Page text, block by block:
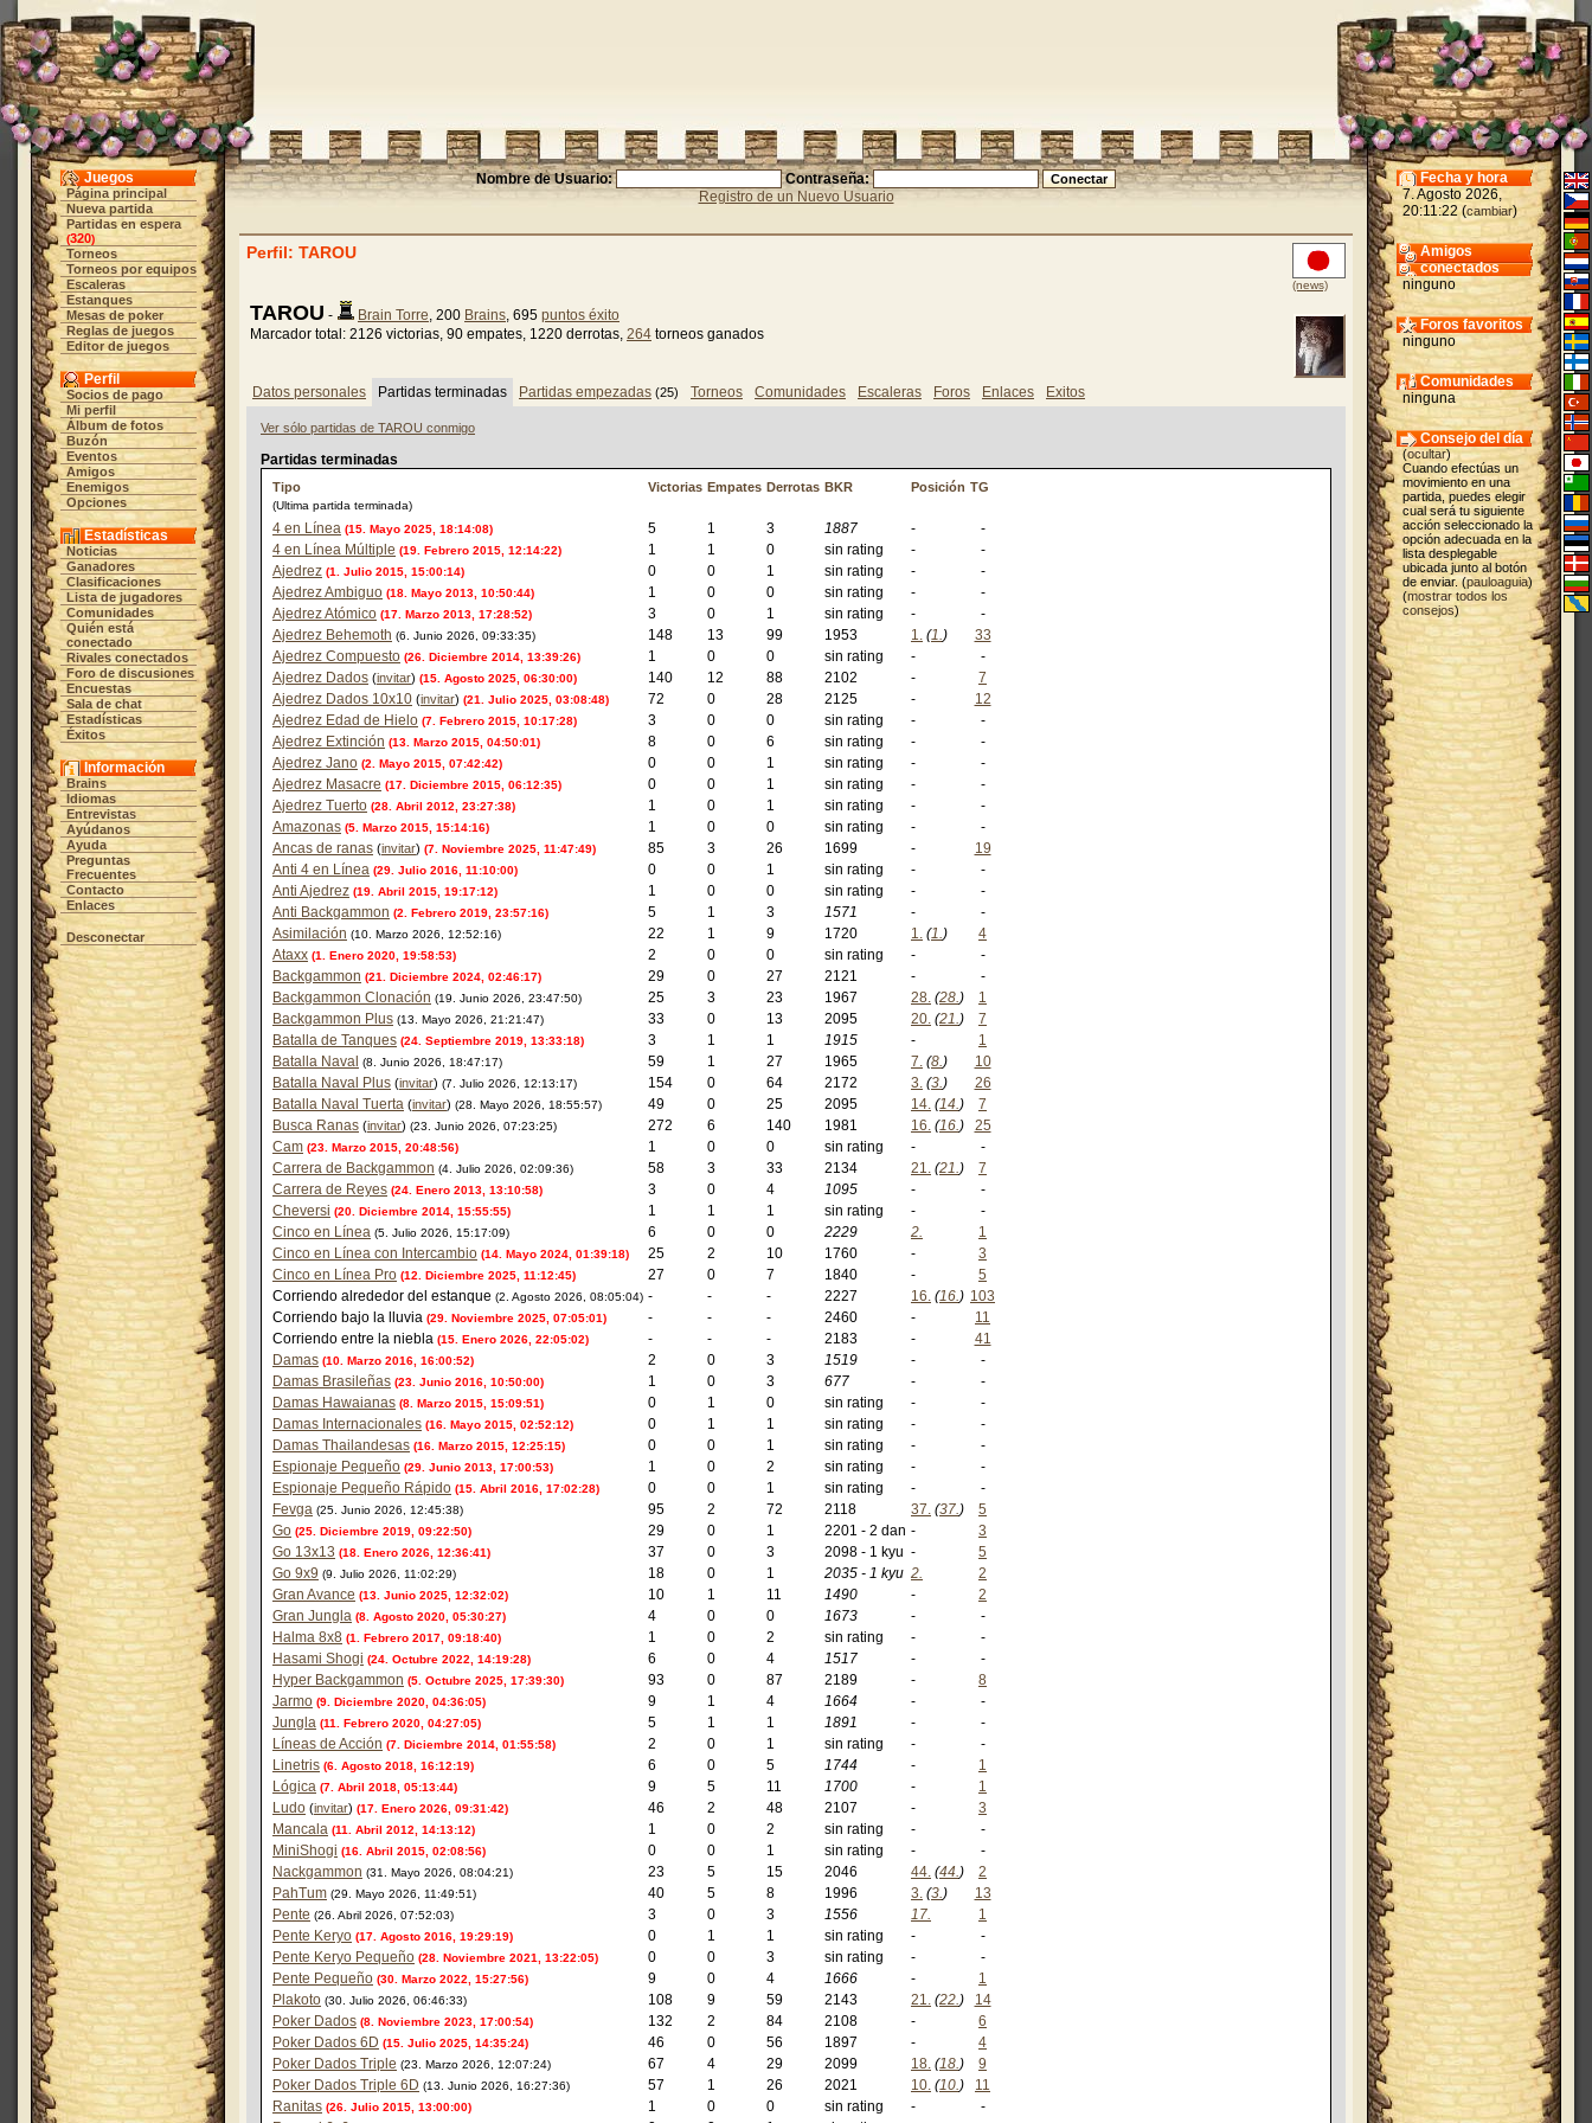
Juegos
Página principal
Nueva partida
Partidas en espera
(320)
Torneos
Torneos por equipos
Escaleras
Estanques
Mesas de poker
Reglas de juegos
Editor de juegos
Perfil
Socios de pago
Mi perfil
Álbum de fotos
Buzón
Eventos
Amigos
Enemigos
Opciones
Estadísticas
Noticias
Ganadores
Clasificaciones
Lista de jugadores
Comunidades
Quién está
conectado
Rivales conectados
Foro de discusiones
Encuestas
Sala de chat
Estadísticas
Éxitos
Información
Brains
Idiomas
Entrevistas
Ayúdanos
Ayuda
Preguntas
Frecuentes
Contacto
Enlaces
Desconectar
Nombre de Usuario:
Contraseña:
Registro de un Nuevo Usuario
(news)
Perfil: TAROU
TAROU - Brain Torre, 200 Brains, 695 puntos éxito
Marcador total: 2126 victorias, 90 empates, 1220 derrotas, 264 torneos ganados
Datos personales Partidas terminadas Partidas empezadas (25) Torneos Comunidades Escaleras Foros Enlaces Exitos
Ver sólo partidas de TAROU conmigo
Partidas terminadas
Tipo Victorias Empates Derrotas BKR Posición TG
(Ultima partida terminada)
4 en Línea (15. Mayo 2025, 18:14:08) 5 1 3 1887 -
-
4 en Línea Múltiple (19. Febrero 2015, 12:14:22) 1 1 0 sin rating -
-
Ajedrez (1. Julio 2015, 15:00:14) 0 0 1 sin rating -
-
Ajedrez Ambiguo (18. Mayo 2013, 10:50:44) 1 0 0 sin rating -
-
Ajedrez Atómico (17. Marzo 2013, 17:28:52) 3 0 1 sin rating -
-
Ajedrez Behemoth (6. Junio 2026, 09:33:35) 148 13 99 1953 1. (1.)
33
Ajedrez Compuesto (26. Diciembre 2014, 13:39:26) 1 0 0 sin rating -
-
Ajedrez Dados (invitar) (15. Agosto 2025, 06:30:00) 140 12 88 2102 -
7
Ajedrez Dados 10x10 (invitar) (21. Julio 2025, 03:08:48) 72 0 28 2125 -
12
Ajedrez Edad de Hielo (7. Febrero 2015, 10:17:28) 3 0 0 sin rating -
-
Ajedrez Extinción (13. Marzo 2015, 04:50:01) 8 0 6 sin rating -
-
Ajedrez Jano (2. Mayo 2015, 07:42:42) 0 0 1 sin rating -
-
Ajedrez Masacre (17. Diciembre 2015, 06:12:35) 0 0 1 sin rating -
-
Ajedrez Tuerto (28. Abril 2012, 23:27:38) 1 0 1 sin rating -
-
Amazonas (5. Marzo 2015, 15:14:16) 1 0 0 sin rating -
-
Ancas de ranas (invitar) (7. Noviembre 2025, 11:47:49) 85 3 26 1699 -
19
Anti 4 en Línea (29. Julio 2016, 11:10:00) 0 0 1 sin rating -
-
Anti Ajedrez (19. Abril 2015, 19:17:12) 1 0 0 sin rating -
-
Anti Backgammon (2. Febrero 2019, 23:57:16) 5 1 3 1571 -
-
Asimilación (10. Marzo 2026, 12:52:16) 22 1 9 1720 1. (1.)
4
Ataxx (1. Enero 2020, 19:58:53) 2 0 0 sin rating -
-
Backgammon (21. Diciembre 2024, 02:46:17) 29 0 27 2121 -
-
Backgammon Clonación (19. Junio 2026, 23:47:50) 25 3 23 1967 28. (28.)
1
Backgammon Plus (13. Mayo 2026, 21:21:47) 33 0 13 2095 20. (21.)
7
Batalla de Tanques (24. Septiembre 2019, 13:33:18) 3 1 1 1915 -
1
Batalla Naval (8. Junio 2026, 18:47:17) 59 1 27 1965 7. (8.)
10
Batalla Naval Plus (invitar) (7. Julio 2026, 12:13:17) 154 0 64 2172 3. (3.)
26
Batalla Naval Tuerta (invitar) (28. Mayo 2026, 18:55:57) 49 0 25 2095 14. (14.)
7
Busca Ranas (invitar) (23. Junio 2026, 07:23:25) 272 6 140 1981 16. (16.)
25
Cam (23. Marzo 2015, 20:48:56) 1 0 0 sin rating -
-
Carrera de Backgammon (4. Julio 2026, 02:09:36) 58 3 33 2134 21. (21.)
7
Carrera de Reyes (24. Enero 2013, 13:10:58) 3 0 4 1095 -
-
Cheversi (20. Diciembre 2014, 15:55:55) 1 1 1 sin rating -
-
Cinco en Línea (5. Julio 2026, 15:17:09) 6 0 0 2229 2.
1
Cinco en Línea con Intercambio (14. Mayo 2024, 01:39:18) 25 2 10 1760 -
3
Cinco en Línea Pro (12. Diciembre 2025, 11:12:45) 27 0 7 1840 -
5
Corriendo alrededor del estanque (2. Agosto 2026, 08:05:04) - - - 2227 16. (16.) 103
Corriendo bajo la lluvia (29. Noviembre 2025, 07:05:01) - - - 2460 -
11
Corriendo entre la niebla (15. Enero 2026, 22:05:02) - - - 2183 -
41
Damas (10. Marzo 2016, 16:00:52) 2 0 3 1519 -
-
Damas Brasileñas (23. Junio 2016, 10:50:00) 1 0 3 677 -
-
Damas Hawaianas (8. Marzo 2015, 15:09:51) 0 1 0 sin rating -
-
Damas Internacionales (16. Mayo 2015, 02:52:12) 0 1 1 sin rating -
-
Damas Thailandesas (16. Marzo 2015, 12:25:15) 0 0 1 sin rating -
-
Espionaje Pequeño (29. Junio 2013, 17:00:53) 1 0 2 sin rating -
-
Espionaje Pequeño Rápido (15. Abril 2016, 17:02:28) 0 0 1 sin rating -
-
Fevga (25. Junio 2026, 12:45:38) 95 2 72 2118 37. (37.)
5
Go (25. Diciembre 2019, 09:22:50) 29 0 1 2201 - 2 dan -
3
Go 13x13 (18. Enero 2026, 12:36:41) 37 0 3 2098 - 1 kyu -
5
Go 9x9 (9. Julio 2026, 11:02:29) 18 0 1 2035 - 1 kyu 2.
2
Gran Avance (13. Junio 2025, 12:32:02) 10 1 11 1490 -
2
Gran Jungla (8. Agosto 2020, 05:30:27) 4 0 0 1673 -
-
Halma 8x8 (1. Febrero 2017, 09:18:40) 1 0 2 sin rating -
-
Hasami Shogi (24. Octubre 2022, 14:19:28) 6 0 4 1517 -
-
Hyper Backgammon (5. Octubre 2025, 17:39:30) 93 0 87 2189 -
8
Jarmo (9. Diciembre 2020, 04:36:05) 9 1 4 1664 -
-
Jungla (11. Febrero 2020, 04:27:05) 5 1 1 1891 -
-
Líneas de Acción (7. Diciembre 2014, 01:55:58) 2 0 1 sin rating -
-
Linetris (6. Agosto 2018, 16:12:19) 6 0 5 1744 -
1
Lógica (7. Abril 2018, 05:13:44) 9 5 11 1700 -
1
Ludo (invitar) (17. Enero 2026, 09:31:42) 46 2 48 2107 -
3
Mancala (11. Abril 2012, 14:13:12) 1 0 2 sin rating -
-
MiniShogi (16. Abril 2015, 02:08:56) 0 0 1 sin rating -
-
Nackgammon (31. Mayo 2026, 08:04:21) 23 5 15 2046 44. (44.)
2
PahTum (29. Mayo 2026, 11:49:51) 40 5 8 1996 3. (3.)
13
Pente (26. Abril 2026, 07:52:03) 3 0 3 1556 17.
1
Pente Keryo (17. Agosto 2016, 19:29:19) 0 1 1 sin rating -
-
Pente Keryo Pequeño (28. Noviembre 2021, 13:22:05) 0 0 3 sin rating -
-
Pente Pequeño (30. Marzo 2022, 15:27:56) 9 0 4 1666 -
1
Plakoto (30. Julio 2026, 06:46:33) 108 9 59 2143 21. (22.)
14
Poker Dados (8. Noviembre 2023, 17:00:54) 132 2 84 2108 -
6
Poker Dados 6D (15. Julio 2025, 14:35:24) 46 0 56 1897 -
4
Poker Dados Triple (23. Marzo 2026, 12:07:24) 67 4 29 2099 18. (18.)
9
Poker Dados Triple 6D (13. Junio 2026, 16:27:36) 57 1 26 2021 10. (10.)
11
Ranitas (26. Julio 2015, 13:00:00) 1 0 0 sin rating -
-
Fecha y hora
7. Agosto 2026,
20:11:22 (cambiar)
Amigos
conectados
ninguno
Foros favoritos
ninguno
Comunidades
ninguna
Consejo del día
(ocultar)
Cuando efectúas un
movimiento en una
partida, puedes elegir
cual será tu siguiente
acción seleccionado la
opción adecuada en la
lista desplegable
ubicada junto al botón
de enviar. (pauloaguia)
(mostrar todos los
consejos)